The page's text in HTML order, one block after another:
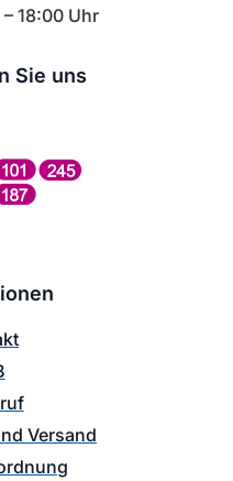
– 18:00 Uhr
Sie uns
Versand